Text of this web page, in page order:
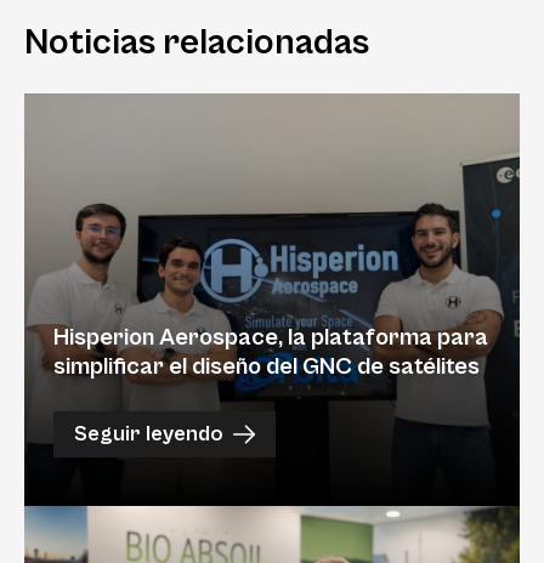
Noticias relacionadas
Hisperion Aerospace, la plataforma para
simplificar el diseño del GNC de satélites
Seguir leyendo